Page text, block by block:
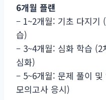
6개월 플랜
– 1~2개월: 기초 다지기
습)
– 3~4개월: 심화 학습
심화)
– 5~6개월: 문제 풀이
모의고사 응시)